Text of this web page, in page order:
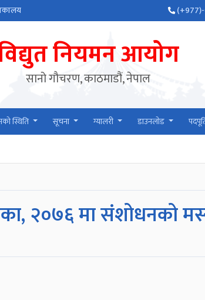
नियमन आयोग
सानो गौचरण, काठमाडौं, नेपाल
स्थिति सूचना ग्यालरी डाउनलोड
२०७६ मा संशोधनको